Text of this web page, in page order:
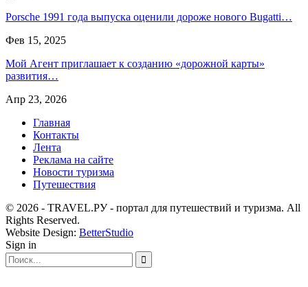
Porsche 1991 года выпуска оценили дороже нового Bugatti…
Фев 15, 2025
Мой Агент приглашает к созданию «дорожной карты»
развития…
Апр 23, 2026
Главная
Контакты
Лента
Реклама на сайте
Новости туризма
Путешествия
© 2026 - TRAVEL.РУ - портал для путешествий и туризма. All
Rights Reserved.
Website Design: BetterStudio
Sign in